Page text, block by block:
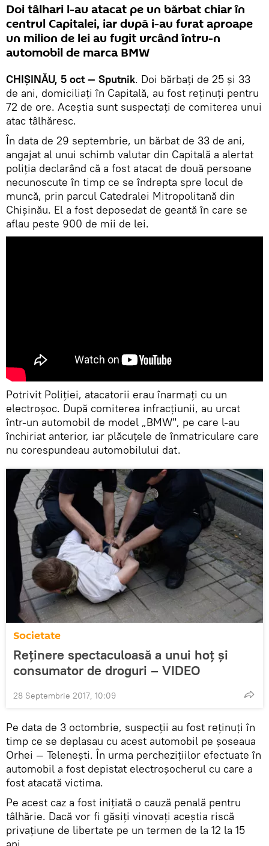
Doi tâlhari l-au atacat pe un bărbat chiar în
centrul Capitalei, iar după i-au furat aproape
un milion de lei au fugit urcând întru-n
automobil de marca BMW
CHIȘINĂU, 5 oct — Sputnik. Doi bărbați de 25 și 33
de ani, domiciliați în Capitală, au fost reținuți pentru
72 de ore. Aceștia sunt suspectați de comiterea unui
atac tâlhăresc.
În data de 29 septembrie, un bărbat de 33 de ani,
angajat al unui schimb valutar din Capitală a alertat
poliția declarând că a fost atacat de două persoane
necunoscute în timp ce se îndrepta spre locul de
muncă, prin parcul Catedralei Mitropolitană din
Chișinău. El a fost deposedat de geantă în care se
aflau peste 900 de mii de lei.
Potrivit Poliției, atacatorii erau înarmați cu un
electroșoc. După comiterea infracțiunii, au urcat
într-un automobil de model „BMW", pe care l-au
închiriat anterior, iar plăcuțele de înmatriculare care
nu corespundeau automobilului dat.
Societate
Reținere spectaculoasă a unui hoț și
consumator de droguri – VIDEO
28 Septembrie 2017, 10:09
Pe data de 3 octombrie, suspecții au fost reținuți în
timp ce se deplasau cu acest automobil pe șoseaua
Orhei — Telenești. În urma perchezițiilor efectuate în
automobil a fost depistat electroșocherul cu care a
fost atacată victima.
Pe acest caz a fost inițiată o cauză penală pentru
tâlhărie. Dacă vor fi găsiți vinovați aceștia riscă
privațiune de libertate pe un termen de la 12 la 15